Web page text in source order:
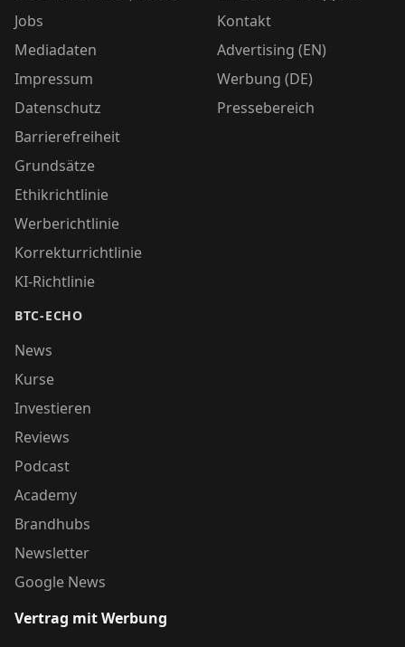
Jobs
Mediadaten
Impressum
Datenschutz
Barrierefreiheit
Grundsätze
Ethikrichtlinie
Werberichtlinie
Korrekturrichtlinie
KI-Richtlinie
BTC-ECHO
News
Kurse
Investieren
Reviews
Podcast
Academy
Brandhubs
Newsletter
Google News
Kontakt
Advertising (EN)
Werbung (DE)
Pressebereich
Vertrag mit Werbung